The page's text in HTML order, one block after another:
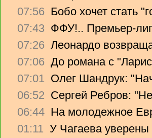
07:56 Бобо хочет стать
07:43 ФФУ!.. Премьер-
07:26 Леонардо
07:06 До романа с
07:01 Олег Шандрук:
06:52 Сергей Ребров:
06:44 На молодежное
01:11 У Чагаева